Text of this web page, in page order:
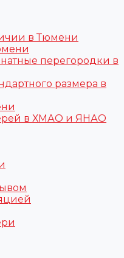
в Тюмени
перегородки в
размера в
в ХМАО и ЯНАО